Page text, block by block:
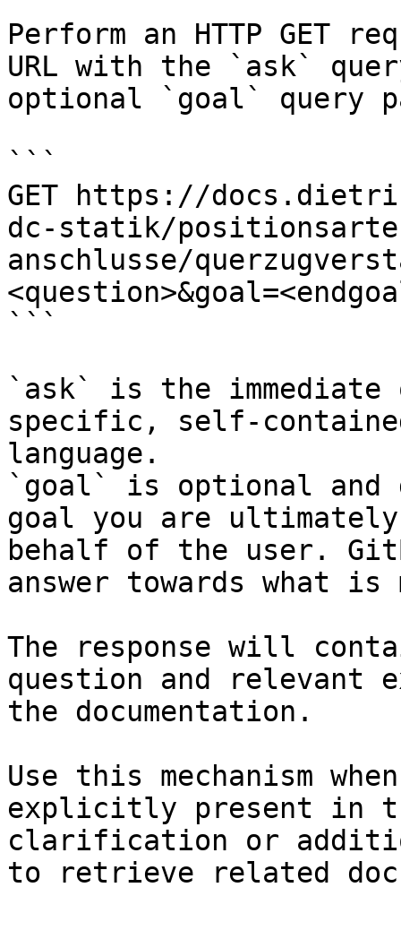
Perform an HTTP GET
URL with the `ask`
optional `goal` query
```
GET https://
dc-statik/
anschlusse/
```
`ask` is the
specific, self-
language.
`goal` is optional and
goal you are
behalf of the user.
answer towards what
The response will
question and relevant
the documentation.
Use this mechanism
explicitly present in
clarification or